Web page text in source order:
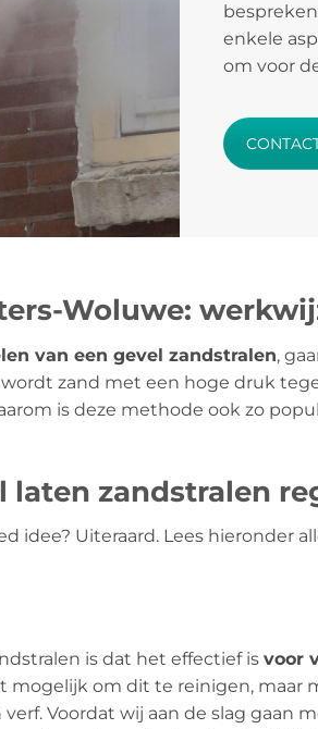
enkele
om voor
Woluwe:
van een gevel zandstralen,
zand met een hoge druk
is deze methode ook zo
laten zandstralen
idee? Uiteraard. Lees hieronder
is dat het effectief is voor
om dit te reinigen, maar
Voordat wij aan de slag gaan